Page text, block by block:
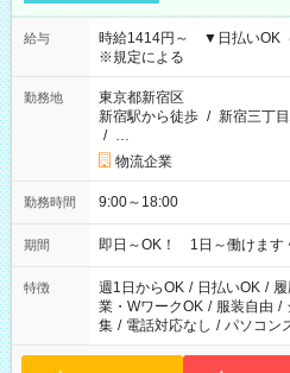
給与
時給1414円～ ▼日払いOK
※規定による
勤務地
東京都新宿区
新宿駅から徒歩 / 新宿三丁
/ …
物流企業
勤務時間 9:00～18:00
期間 即日～OK！ 1日～働けます
特徴 週1日からOK / 日払いOK /
業・WワークOK / 服装自由 /
集 / 電話対応なし / パソコン